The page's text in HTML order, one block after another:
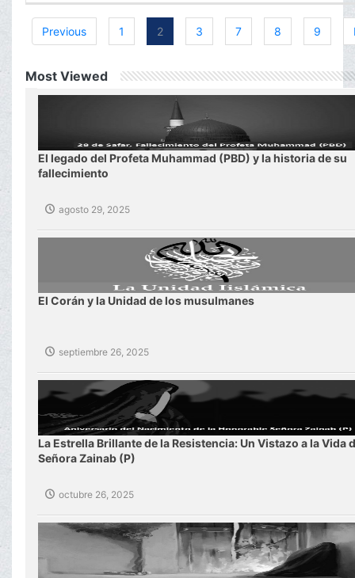
la navidad?‌
Previous
1 2 3 7 8 9
Most Viewed
El legado del Profeta Muhammad (PBD) y la historia de su
fallecimiento
agosto 29, 2025
El Corán y la Unidad de los musulmanes
septiembre 26, 2025
La Estrella Brillante de la Resistencia: Un Vistazo a la Vida
Señora Zainab (P)
octubre 26, 2025